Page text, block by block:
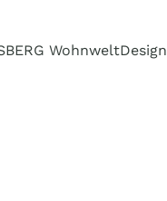
WohnweltDesign